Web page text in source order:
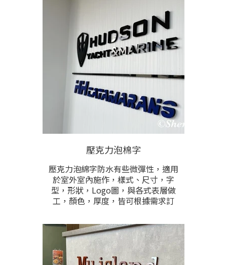
防水，耐曬，室內外皆宜，經濟美觀
CP值高，具備長效耐用等優勢。顏色
有鏡面亮金、霧金、鏡面亮銀、霧
銀、玫瑰金、霧白、霧黑、橙色、等
各色選擇。
壓克力泡棉字
壓克力泡綿字防水有些微彈性，適用
於室外室內施作，樣式、尺寸，字
型，形狀，Logo圖，與各式表層做
工，顏色，厚度，皆可根據需求訂
選擇。壓克力材質表面為亮面有光
澤，有紅、黑、白、黃，咖啡、綠、
藍這些色可任選，這些色為最便宜的
基本價格，其他任何顏色亦可訂製，